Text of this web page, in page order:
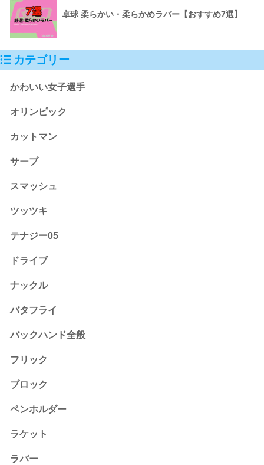
卓球 柔らかい・柔らかめラバー【おすすめ7選】
カテゴリー
かわいい女子選手
オリンピック
カットマン
サーブ
スマッシュ
ツッツキ
テナジー05
ドライブ
ナックル
バタフライ
バックハンド全般
フリック
ブロック
ペンホルダー
ラケット
ラバー